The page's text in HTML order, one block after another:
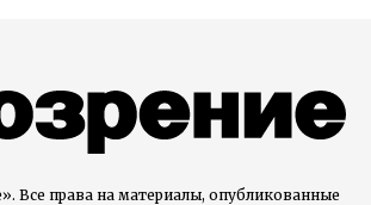
Все права на материалы, опубликованные